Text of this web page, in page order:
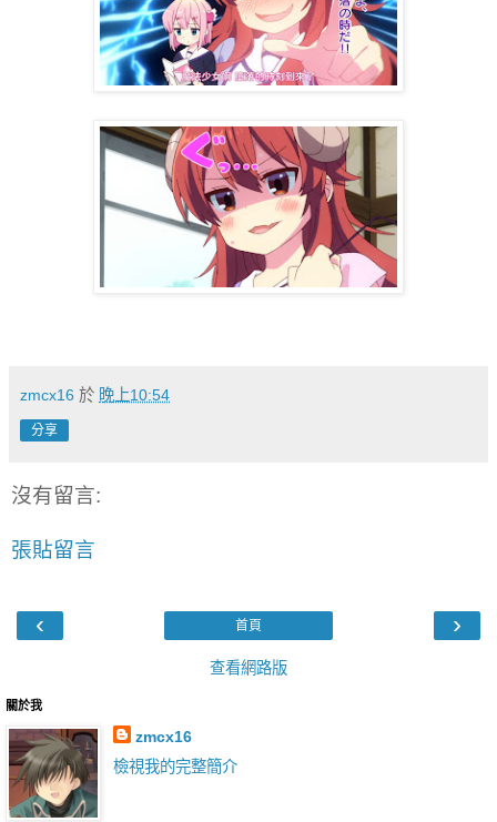
zmcx16 於 晚上10:54
分享
沒有留言:
張貼留言
‹ ›
首頁
查看網路版
關於我
zmcx16
檢視我的完整簡介